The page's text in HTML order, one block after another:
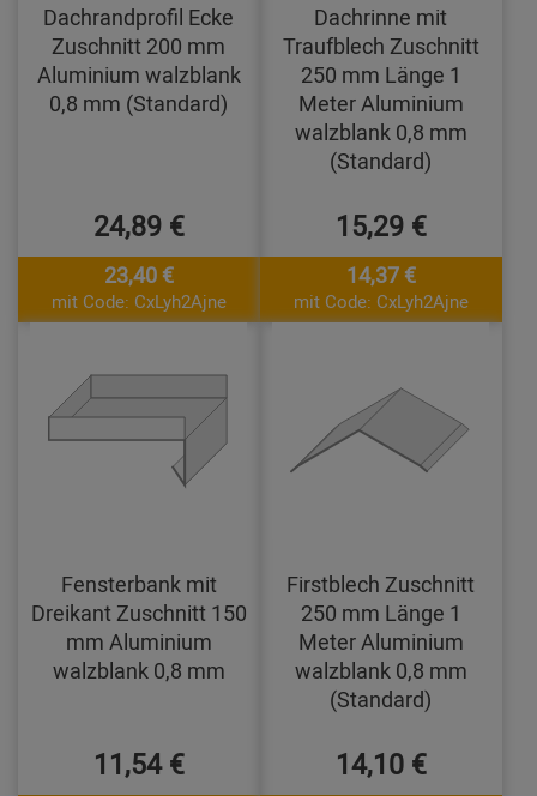
Dachrandprofil Ecke
Zuschnitt 200 mm
Aluminium walzblank
0,8 mm (Standard)
24,89 €
23,40 €
mit Code: CxLyh2Ajne
Dachrinne mit
Traufblech Zuschnitt
250 mm Länge 1
Meter Aluminium
walzblank 0,8 mm
(Standard)
15,29 €
14,37 €
mit Code: CxLyh2Ajne
Fensterbank mit
Dreikant Zuschnitt 150
mm Aluminium
walzblank 0,8 mm
11,54 €
Firstblech Zuschnitt
250 mm Länge 1
Meter Aluminium
walzblank 0,8 mm
(Standard)
14,10 €